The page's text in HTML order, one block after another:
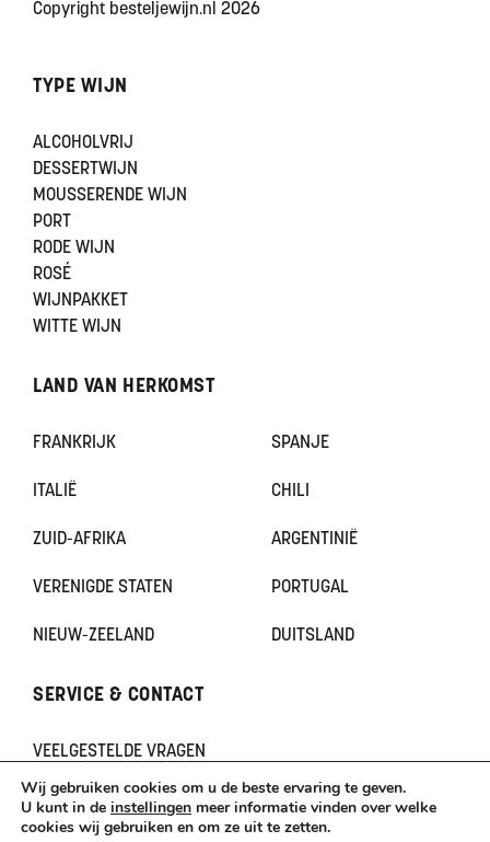
Copyright besteljewijn.nl 2026
TYPE WIJN
ALCOHOLVRIJ
DESSERTWIJN
MOUSSERENDE WIJN
PORT
RODE WIJN
ROSÉ
WIJNPAKKET
WITTE WIJN
LAND VAN HERKOMST
FRANKRIJK SPANJE
ITALIË CHILI
ZUID-AFRIKA ARGENTINIË
VERENIGDE STATEN PORTUGAL
NIEUW-ZEELAND DUITSLAND
SERVICE & CONTACT
VEELGESTELDE VRAGEN
CONTACT
KLACHTEN
TERUGBETAAL- EN RETOURNERINGSBELEID
Wij gebruiken cookies om u de beste ervaring te geven.
U kunt in de instellingen meer informatie vinden over welke
cookies wij gebruiken en om ze uit te zetten.